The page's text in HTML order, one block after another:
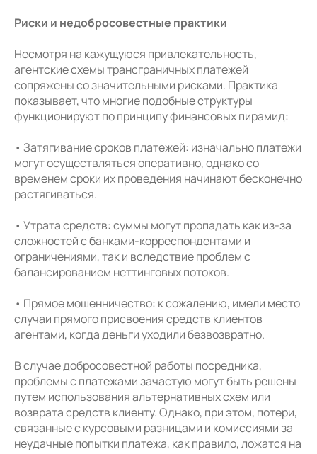
Риски и недобросовестные практики
Несмотря на кажущуюся привлекательность,
агентские схемы трансграничных платежей
сопряжены со значительными рисками. Практика
показывает, что многие подобные структуры
функционируют по принципу финансовых пирамид:
• Затягивание сроков платежей: изначально платежи
могут осуществляться оперативно, однако со
временем сроки их проведения начинают бесконечно
растягиваться.
• Утрата средств: суммы могут пропадать как из-за
сложностей с банками-корреспондентами и
ограничениями, так и вследствие проблем с
балансированием неттинговых потоков.
• Прямое мошенничество: к сожалению, имели место
случаи прямого присвоения средств клиентов
агентами, когда деньги уходили безвозвратно.
В случае добросовестной работы посредника,
проблемы с платежами зачастую могут быть решены
путем использования альтернативных схем или
возврата средств клиенту. Однако, при этом, потери,
связанные с курсовыми разницами и комиссиями за
неудачные попытки платежа, как правило, ложатся на